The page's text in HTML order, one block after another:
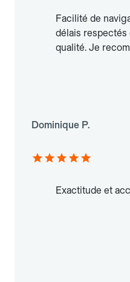
Facilité de
délais respectés
qualité. Je
Dominique P.
Exactitude et